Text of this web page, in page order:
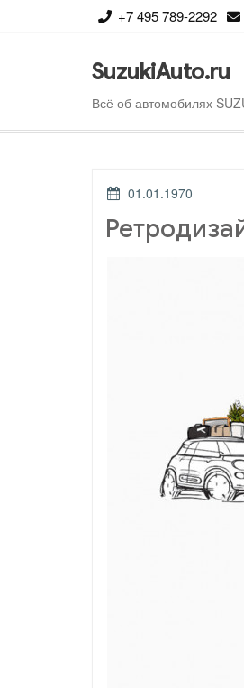
+7 495 789-2292
SuzukiAuto.ru
Всё об автомобилях
ОПУБЛИКОВАНО
01.01.1970